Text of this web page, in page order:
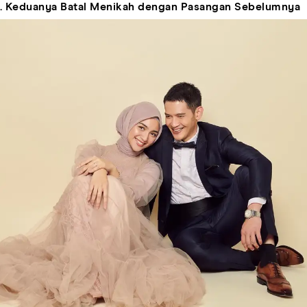
Keduanya Batal Menikah dengan Pasangan Sebelumnya